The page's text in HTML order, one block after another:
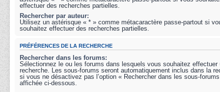
effectuer des recherches partielles.
Rechercher par auteur:
Utilisez un astérisque « * » comme métacaractère passe-partout si
souhaitez effectuer des recherches partielles.
PRÉFÉRENCES DE LA RECHERCHE
Rechercher dans les forums:
Sélectionnez le ou les forums dans lesquels vous souhaitez effectuer
recherche. Les sous-forums seront automatiquement inclus dans la
si vous ne désactivez pas l’option « Rechercher dans les sous-
affichée ci-dessous.